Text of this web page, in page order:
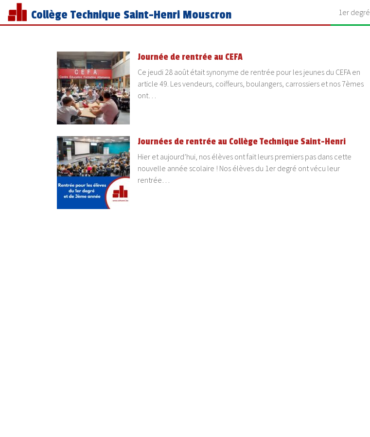
Collège Technique Saint-Henri Mouscron 1er degré
Journée de rentrée au CEFA
Ce jeudi 28 août était synonyme de rentrée pour les jeunes du CEFA en
article 49. Les vendeurs, coiffeurs, boulangers, carrossiers et nos 7èmes
ont…
Journées de rentrée au Collège Technique Saint-Henri
Hier et aujourd’hui, nos élèves ont fait leurs premiers pas dans cette
nouvelle année scolaire ! Nos élèves du 1er degré ont vécu leur
rentrée…